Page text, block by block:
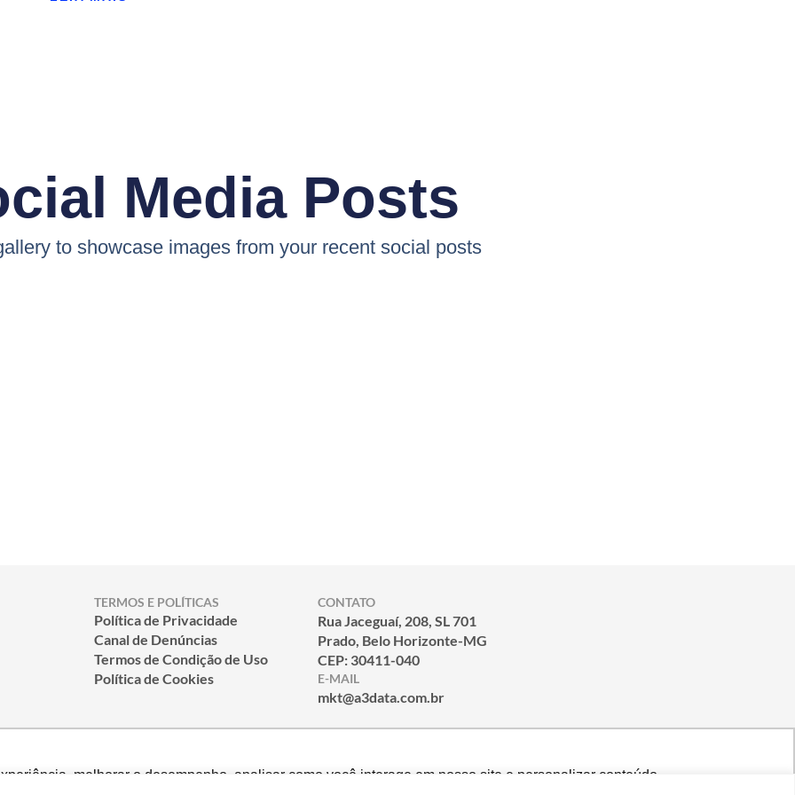
melhorar o desempenho, analisar como você interage em nosso site e personalizar conteúdo.
Media Posts
to showcase images from your recent social posts
TERMOS E POLÍTICAS
Política de Privacidade
Canal de Denúncias
Termos de Condição de Uso
Política de Cookies
CONTATO
Rua Jaceguaí, 208, SL 701
Prado, Belo Horizonte-MG
CEP: 30411-040
E-MAIL
mkt@a3data.com.br